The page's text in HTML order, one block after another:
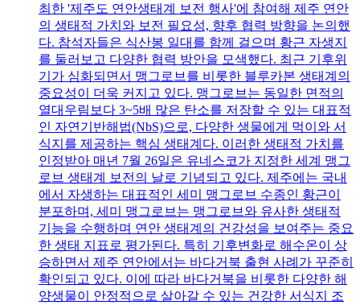
최한 '제주도 연안생태계 보전 행사'에 참여해 제주 연안
의 생태적 가치와 보전 필요성, 향후 협력 방향을 논의했
다. 참석자들은 식산봉 일대를 함께 걸으며 황근 자생지
를 둘러보고 다양한 협력 방안을 모색했다. 최근 기후위
기가 심화되면서 맹그로브를 비롯한 블루카본 생태계의
중요성이 더욱 커지고 있다. 맹그로브는 동일한 면적의
열대우림보다 3~5배 많은 탄소를 저장할 수 있는 대표적
인 자연기반해법(NbS)으로, 다양한 생물에게 먹이와 서
식지를 제공하는 핵심 생태계다. 이러한 생태적 가치를
인정받아 매년 7월 26일은 유네스코가 지정한 세계 맹그
로브 생태계 보전의 날로 기념되고 있다. 제주에는 국내
에서 자생하는 대표적인 세미 맹그로브 수종인 황근이
분포하며, 세미 맹그로브는 맹그로브와 유사한 생태적
기능을 수행하며 연안 생태계의 건강성을 보여주는 중요
한 생태 지표로 평가된다. 특히 기후변화로 해수온이 상
승하면서 제주 연안에서는 바다거북 출현 사례가 꾸준히
확인되고 있다. 이에 따라 바다거북을 비롯한 다양한 해
양생물이 안정적으로 살아갈 수 있는 건강한 서식지 조